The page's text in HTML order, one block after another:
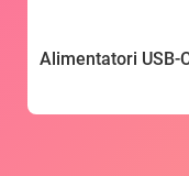
Alimentatori USB-